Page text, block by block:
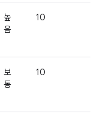
높
음
10
보
통
10